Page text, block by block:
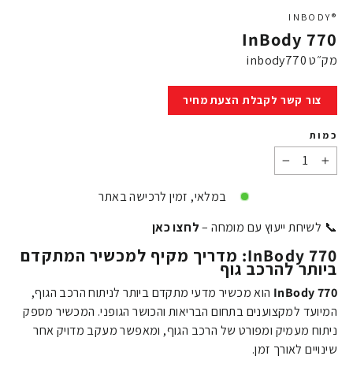
®INBODY
InBody 770
מק״טinbody770
מחירצור קשר לקבלת הצעת מחיר
כמות
−
+
במלאי, זמין לרכישה באתר
📞 לשיחת ייעוץ עם מומחה –לחצו כאן
InBody 770: מדריך מקיף למכשיר המתקדם
ביותר להרכב גוף
InBody 770 הוא מכשיר מדעי מתקדם ביותר לניתוח הרכב הגוף,
המיועד למקצוענים בתחום הבריאות והכושר הגופני. המכשיר מספק
ניתוח מעמיק ומפורט של הרכב הגוף, ומאפשר מעקב מדויק אחר
שינויים לאורך זמן.